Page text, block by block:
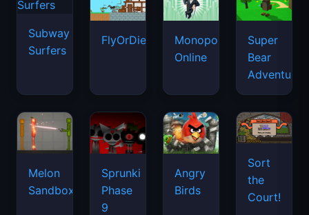
Subway
Surfers
FlyOrDie.io
Monopoly
Online
Super
Bear
Adventure
Melon
Sandbox
Sprunki
Phase
9
Angry
Birds
Sort
the
Court!